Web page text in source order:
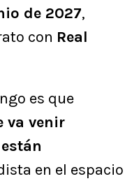
de 2027,
con Real
es que
va venir
en el espacio